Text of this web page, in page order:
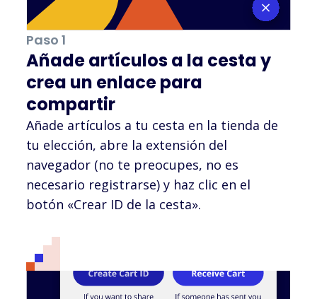
Paso 1
Añade artículos a la cesta y
crea un enlace para
compartir
Añade artículos a tu cesta en la tienda de
tu elección, abre la extensión del
navegador (no te preocupes, no es
necesario registrarse) y haz clic en el
botón «Crear ID de la cesta».